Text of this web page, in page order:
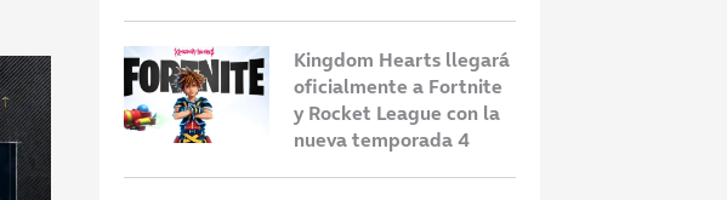
Kingdom Hearts llegará
oficialmente a Fortnite
y Rocket League con la
nueva temporada 4